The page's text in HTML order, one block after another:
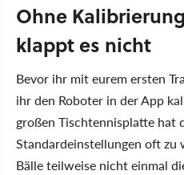
Ohne
klappt es nicht
Bevor ihr mit eurem ersten
ihr den Roboter in der App
großen Tischtennisplatte hat
Standardeinstellungen oft zu
Bälle teilweise nicht einmal